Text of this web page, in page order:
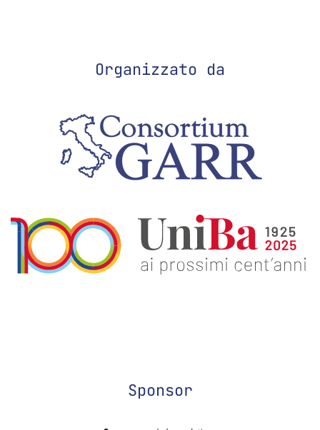
Organizzato da
Sponsor